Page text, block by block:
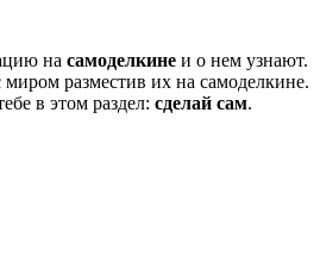
на самоделкине и о нем узнают.
разместив их на самоделкине.
в этом раздел: сделай сам.